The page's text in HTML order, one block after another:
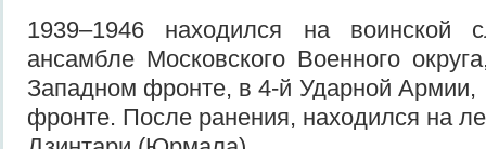
1939–1946 находился на воинской
ансамбле Московского Военного
Западном фронте, в 4-й Ударной
фронте. После ранения, находился на